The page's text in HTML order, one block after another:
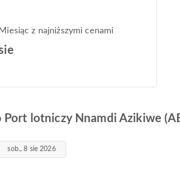
Miesiąc z najniższymi cenami
lotniczy Nnamdi Azikiwe
sob., 8 sie 2026